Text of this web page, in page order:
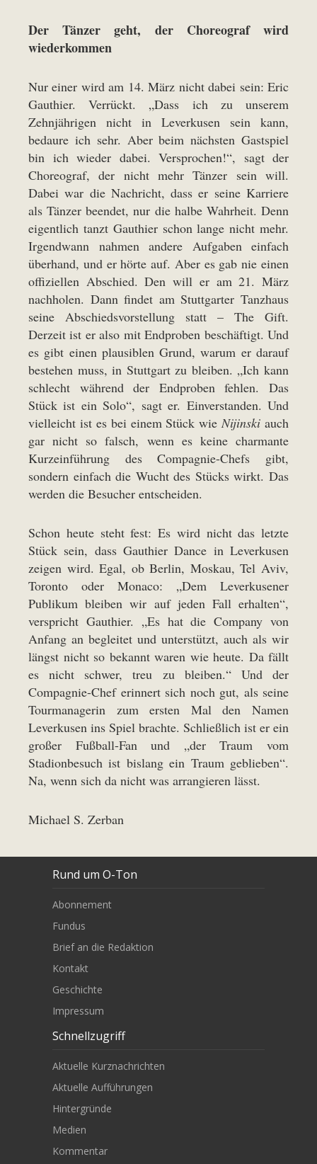
Der Tänzer geht, der Choreograf wird
wiederkommen
Nur einer wird am 14. März nicht dabei sein: Eric
Gauthier. Verrückt. „Dass ich zu unserem
Zehnjährigen nicht in Leverkusen sein kann,
bedaure ich sehr. Aber beim nächsten Gastspiel
bin ich wieder dabei. Versprochen!“, sagt der
Choreograf, der nicht mehr Tänzer sein will.
Dabei war die Nachricht, dass er seine Karriere
als Tänzer beendet, nur die halbe Wahrheit. Denn
eigentlich tanzt Gauthier schon lange nicht mehr.
Irgendwann nahmen andere Aufgaben einfach
überhand, und er hörte auf. Aber es gab nie einen
offiziellen Abschied. Den will er am 21. März
nachholen. Dann findet am Stuttgarter Tanzhaus
seine Abschiedsvorstellung statt – The Gift.
Derzeit ist er also mit Endproben beschäftigt. Und
es gibt einen plausiblen Grund, warum er darauf
bestehen muss, in Stuttgart zu bleiben. „Ich kann
schlecht während der Endproben fehlen. Das
Stück ist ein Solo“, sagt er. Einverstanden. Und
vielleicht ist es bei einem Stück wieNijinski auch
gar nicht so falsch, wenn es keine charmante
Kurzeinführung des Compagnie-Chefs gibt,
sondern einfach die Wucht des Stücks wirkt. Das
werden die Besucher entscheiden.
Schon heute steht fest: Es wird nicht das letzte
Stück sein, dass Gauthier Dance in Leverkusen
zeigen wird. Egal, ob Berlin, Moskau, Tel Aviv,
Toronto oder Monaco: „Dem Leverkusener
Publikum bleiben wir auf jeden Fall erhalten“,
verspricht Gauthier. „Es hat die Company von
Anfang an begleitet und unterstützt, auch als wir
längst nicht so bekannt waren wie heute. Da fällt
es nicht schwer, treu zu bleiben.“ Und der
Compagnie-Chef erinnert sich noch gut, als seine
Tourmanagerin zum ersten Mal den Namen
Leverkusen ins Spiel brachte. Schließlich ist er ein
großer Fußball-Fan und „der Traum vom
Stadionbesuch ist bislang ein Traum geblieben“.
Na, wenn sich da nicht was arrangieren lässt.
Michael S. Zerban
Rund um O-Ton
Abonnement
Fundus
Brief an die Redaktion
Kontakt
Geschichte
Impressum
Schnellzugriff
Aktuelle Kurznachrichten
Aktuelle Aufführungen
Hintergründe
Medien
Kommentar